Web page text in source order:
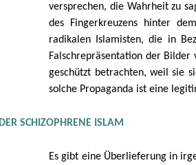
versprechen, die Wahrheit zu
des Fingerkreuzens hinter
radikalen Islamisten, die in
Falschrepräsentation der Bilder
geschützt betrachten, weil sie
solche Propaganda ist eine
DER SCHIZOPHRENE ISLAM
Es gibt eine Überlieferung in